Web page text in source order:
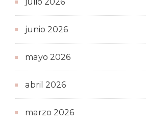
junio 2026
mayo 2026
abril 2026
marzo 2026